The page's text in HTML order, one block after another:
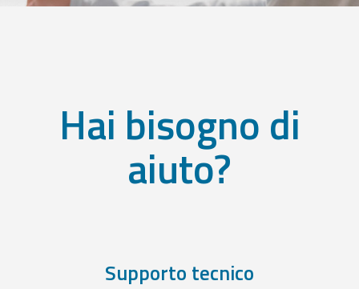
Hai bisogno di
aiuto?
Supporto tecnico